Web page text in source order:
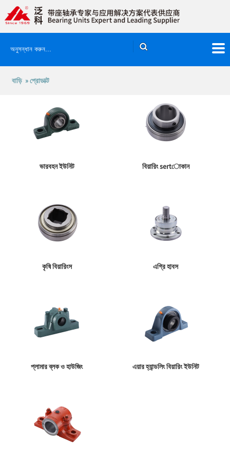
বাড়ি »প্রোডাক্ট
ভারবহন ইউনিট বিয়ারিং sertোকান
কৃষি বিয়ারিংস এগ্রি হাবস
প্লামার ব্লক ও হাউজিং এয়ার হ্যান্ডলিং বিয়ারিং ইউনিট